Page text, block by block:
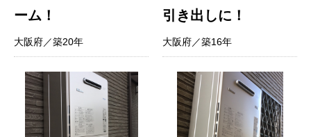
ーム！
大阪府／築20年
引き出しに！
大阪府／築16年